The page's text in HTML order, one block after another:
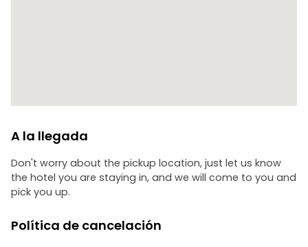
A la llegada
Don't worry about the pickup location, just let us know
the hotel you are staying in, and we will come to you and
pick you up.
Política de cancelación